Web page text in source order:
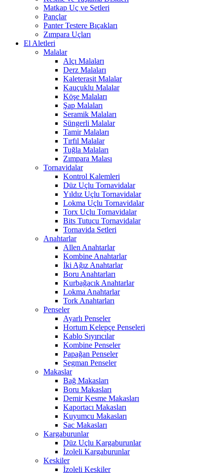
Matkap Uç ve Setleri
Pançlar
Panter Testere Bıçakları
Zımpara Uçları
El Aletleri
Malalar
Alçı Malaları
Derz Malaları
Kaleterasit Malalar
Kauçuklu Malalar
Köşe Malaları
Şap Malaları
Seramik Malaları
Süngerli Malalar
Tamir Malaları
Tırfıl Malalar
Tuğla Malaları
Zımpara Malası
Tornavidalar
Kontrol Kalemleri
Düz Uçlu Tornavidalar
Yıldız Uçlu Tornavidalar
Lokma Uçlu Tornavidalar
Torx Uçlu Tornavidalar
Bits Tutucu Tornavidalar
Tornavida Setleri
Anahtarlar
Allen Anahtarlar
Kombine Anahtarlar
İki Ağız Anahtarlar
Boru Anahtarları
Kurbağacık Anahtarlar
Lokma Anahtarlar
Tork Anahtarları
Penseler
Ayarlı Penseler
Hortum Kelepçe Penseleri
Kablo Sıyırıcılar
Kombine Penseler
Papağan Penseler
Segman Penseler
Makaslar
Bağ Makasları
Boru Makasları
Demir Kesme Makasları
Kaportacı Makasları
Kuyumcu Makasları
Sac Makasları
Kargaburunlar
Düz Uçlu Kargaburunlar
İzoleli Kargaburunlar
Keskiler
İzoleli Keskiler